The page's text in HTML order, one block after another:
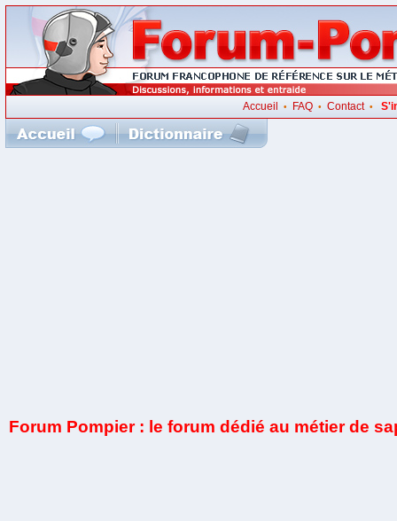
Accueil • FAQ• Contact•
Forum Pompier : le forum dédié au métier de